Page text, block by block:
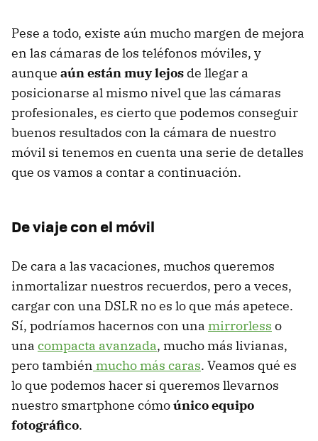
Pese a todo, existe aún mucho margen de mejora
en las cámaras de los teléfonos móviles, y
aunque aún están muy lejos de llegar a
posicionarse al mismo nivel que las cámaras
profesionales, es cierto que podemos conseguir
buenos resultados con la cámara de nuestro
móvil si tenemos en cuenta una serie de detalles
que os vamos a contar a continuación.
De viaje con el móvil
De cara a las vacaciones, muchos queremos
inmortalizar nuestros recuerdos, pero a veces,
cargar con una DSLR no es lo que más apetece.
Sí, podríamos hacernos con una mirrorless o
una compacta avanzada, mucho más livianas,
pero también mucho más caras. Veamos qué es
lo que podemos hacer si queremos llevarnos
nuestro smartphone cómoúnico equipo
fotográfico.